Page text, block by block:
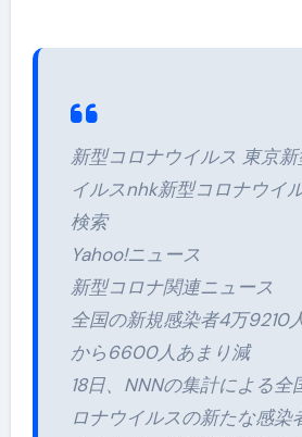
新型コロナウイルス 東京
イルスnhk新型コロナウイ
検索
Yahoo!ニュース
新型コロナ関連ニュース
全国の新規感染者4万
から6600人あまり減
18日、NNNの集計による全
ロナウイルスの新たな感染